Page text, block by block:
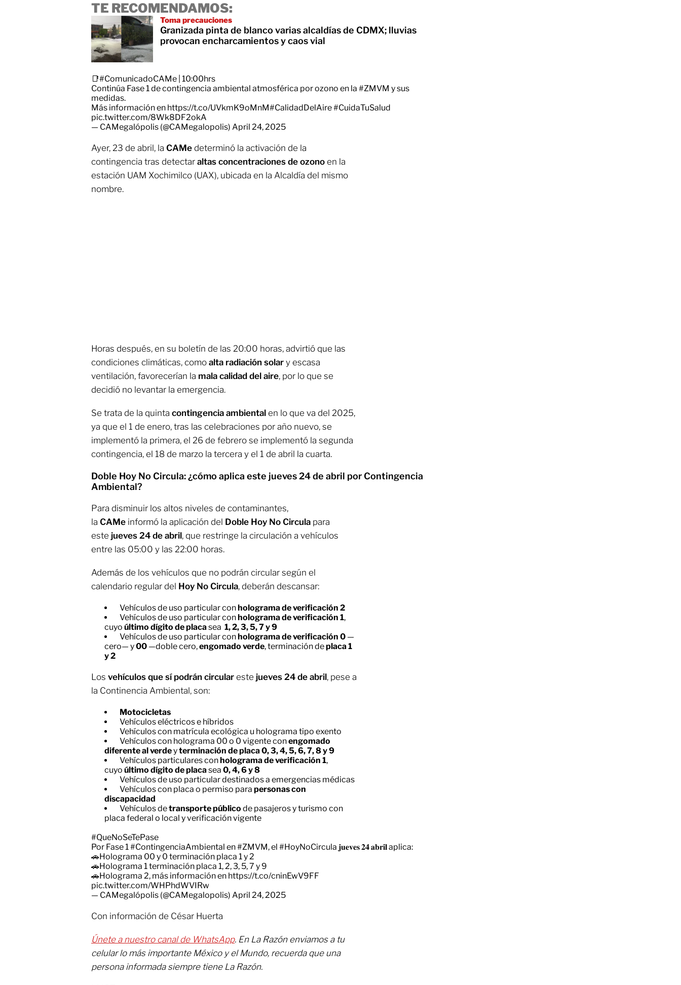
TE RECOMENDAMOS:
Toma precauciones
Granizada pinta de blanco varias alcaldías de CDMX; lluvias
provocan encharcamientos y caos vial
📑#ComunicadoCAMe | 10:00hrs
Continúa Fase 1 de contingencia ambiental atmosférica por ozono en la #ZMVM y sus
medidas.
Más información en https://t.co/UVkmK9oMnM#CalidadDelAire#CuidaTuSalud
pic.twitter.com/8Wk8DF2okA
— CAMegalópolis (@CAMegalopolis) April 24, 2025
Ayer, 23 de abril, la CAMe determinó la activación de la
contingencia tras detectar altas concentraciones de ozono en la
estación UAM Xochimilco (UAX), ubicada en la Alcaldía del mismo
nombre.
Horas después, en su boletín de las 20:00 horas, advirtió que las
condiciones climáticas, como alta radiación solar y escasa
ventilación, favorecerían la mala calidad del aire, por lo que se
decidió no levantar la emergencia.
Se trata de la quinta contingencia ambiental en lo que va del 2025,
ya que el 1 de enero, tras las celebraciones por año nuevo, se
implementó la primera, el 26 de febrero se implementó la segunda
contingencia, el 18 de marzo la tercera y el 1 de abril la cuarta.
Doble Hoy No Circula: ¿cómo aplica este jueves 24 de abril por Contingencia
Ambiental?
Para disminuir los altos niveles de contaminantes,
la CAMe informó la aplicación del Doble Hoy No Circula para
este jueves 24 de abril, que restringe la circulación a vehículos
entre las 05:00 y las 22:00 horas.
Además de los vehículos que no podrán circular según el
calendario regular del Hoy No Circula, deberán descansar:
Vehículos de uso particular conholograma de verificación 2
Vehículos de uso particular conholograma de verificación 1,
cuyo último dígito de placasea 1, 2, 3, 5, 7 y 9
Vehículos de uso particular conholograma de verificación 0 —
cero— y00 —doble cero,engomado verde, terminación deplaca 1
y 2
Los vehículos que sí podrán circular este jueves 24 de abril, pese a
la Continencia Ambiental, son:
Motocicletas
Vehículos eléctricos e híbridos
Vehículos con matrícula ecológica u holograma tipo exento
Vehículos con holograma 00 o 0 vigente conengomado
diferente al verdeyterminación de placa 0, 3, 4, 5, 6, 7, 8 y 9
Vehículos particulares conholograma de verificación 1,
cuyo último dígito de placasea 0, 4, 6 y 8
Vehículos de uso particular destinados a emergencias médicas
Vehículos con placa o permiso para personas con
discapacidad
Vehículos detransporte público de pasajeros y turismo con
placa federal o local y verificación vigente
#QueNoSeTePase
Por Fase 1#ContingenciaAmbiental en#ZMVM, el #HoyNoCircula 𝐣𝐮𝐞𝐯𝐞𝐬 𝟐𝟒 𝐚𝐛𝐫𝐢𝐥 aplica:
🚗Holograma 00 y 0 terminación placa 1 y 2
🚗Holograma 1 terminación placa 1, 2, 3, 5, 7 y 9
🚗Holograma 2, más información en https://t.co/cninEwV9FF
pic.twitter.com/WHPhdWVIRw
— CAMegalópolis (@CAMegalopolis) April 24, 2025
Con información de César Huerta
Únete a nuestro canal de WhatsApp. En La Razón enviamos a tu
celular lo más importante México y el Mundo, recuerda que una
persona informada siempre tiene La Razón.